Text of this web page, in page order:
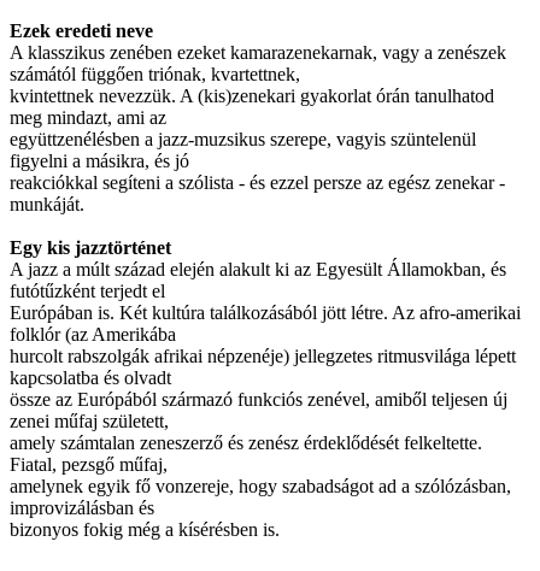
Ezek eredeti neve
A klasszikus zenében ezeket kamarazenekarnak, vagy a zenészek
számától függően triónak, kvartettnek,
kvintettnek nevezzük. A (kis)zenekari gyakorlat órán tanulhatod
meg mindazt, ami az
együttzenélésben a jazz-muzsikus szerepe, vagyis szüntelenül
figyelni a másikra, és jó
reakciókkal segíteni a szólista - és ezzel persze az egész zenekar -
munkáját.
Egy kis jazztörténet
A jazz a múlt század elején alakult ki az Egyesült Államokban, és
futótűzként terjedt el
Európában is. Két kultúra találkozásából jött létre. Az afro-amerikai
folklór (az Amerikába
hurcolt rabszolgák afrikai népzenéje) jellegzetes ritmusvilága lépett
kapcsolatba és olvadt
össze az Európából származó funkciós zenével, amiből teljesen új
zenei műfaj született,
amely számtalan zeneszerző és zenész érdeklődését felkeltette.
Fiatal, pezsgő műfaj,
amelynek egyik fő vonzereje, hogy szabadságot ad a szólózásban,
improvizálásban és
bizonyos fokig még a kísérésben is.